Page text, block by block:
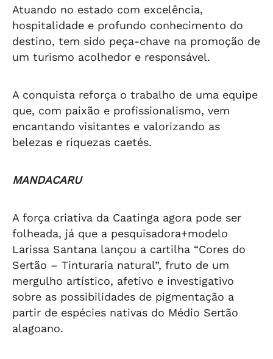
Atuando no estado com excelência,
hospitalidade e profundo conhecimento do
destino, tem sido peça-chave na promoção de
um turismo acolhedor e responsável.
A conquista reforça o trabalho de uma equipe
que, com paixão e profissionalismo, vem
encantando visitantes e valorizando as
belezas e riquezas caetés.
MANDACARU
A força criativa da Caatinga agora pode ser
folheada, já que a pesquisadora+modelo
Larissa Santana lançou a cartilha “Cores do
Sertão – Tinturaria natural”, fruto de um
mergulho artístico, afetivo e investigativo
sobre as possibilidades de pigmentação a
partir de espécies nativas do Médio Sertão
alagoano.